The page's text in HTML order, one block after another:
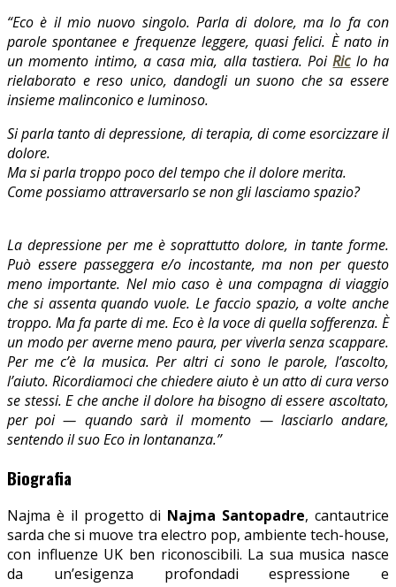
“Eco è il mio nuovo singolo. Parla di dolore, ma lo fa con
parole spontanee e frequenze leggere, quasi felici. È nato in
un momento intimo, a casa mia, alla tastiera. PoiRiclo ha
rielaborato e reso unico, dandogli un suono che sa essere
insieme malinconico e luminoso.
Si parla tanto di depressione, di terapia, di come esorcizzare il
dolore.
Ma si parla troppo poco del tempo che il dolore merita.
Come possiamo attraversarlo se non gli lasciamo spazio?
La depressione per me è soprattutto dolore, in tante forme.
Può essere passeggera e/o incostante, ma non per questo
meno importante. Nel mio caso è una compagna di viaggio
che si assenta quando vuole. Le faccio spazio, a volte anche
troppo. Ma fa parte di me. Eco è la voce di quella sofferenza. È
un modo per averne meno paura, per viverla senza scappare.
Per me c’è la musica. Per altri ci sono le parole, l’ascolto,
l’aiuto. Ricordiamoci che chiedere aiuto è un atto di cura verso
se stessi. E che anche il dolore ha bisogno di essere ascoltato,
per poi — quando sarà il momento — lasciarlo andare,
sentendo il suo Eco in lontananza.”
Biografia
Najma è il progetto di Najma Santopadre, cantautrice
sarda che si muove tra electro pop, ambiente tech-house,
con influenze UK ben riconoscibili. La sua musica nasce
da un’esigenza profondadi espressione e